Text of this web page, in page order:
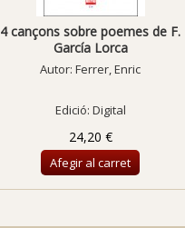
4 cançons sobre poemes de F.
García Lorca
Autor: Ferrer, Enric
Edició: Digital
24,20 €
Afegir al carret